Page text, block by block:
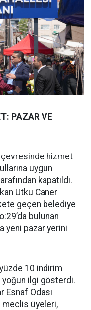
PAZAR VE
çevresinde hizmet
uygun
kapatıldı.
Utku Caner
geçen belediye
bulunan
yeni pazar yerini
10 indirim
yoğun ilgi gösterdi.
Esnaf Odası
meclis üyeleri,